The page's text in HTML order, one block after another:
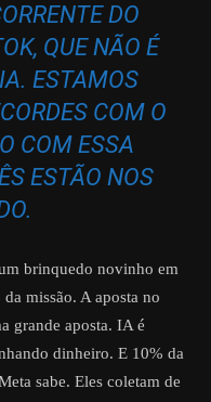
DO
QUE NÃO É
ESTAMOS
COM O
COM ESSA
ESTÃO NOS
brinquedo novinho em
missão. A aposta no
grande aposta. IA é
dinheiro. E 10% da
sabe. Eles coletam de